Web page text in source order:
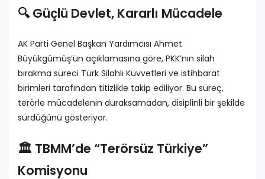
🔍 Güçlü Devlet, Kararlı Mücadele
AK Parti Genel Başkan Yardımcısı Ahmet
Büyükgümüş’ün açıklamasına göre, PKK’nın silah
bırakma süreci Türk Silahlı Kuvvetleri ve istihbarat
birimleri tarafından titizlikle takip ediliyor. Bu süreç,
terörle mücadelenin duraksamadan, disiplinli bir şekilde
sürdüğünü gösteriyor.
🏛️ TBMM’de “Terörsüz Türkiye”
Komisyonu